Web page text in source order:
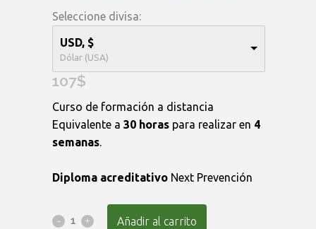
Seleccione divisa:
USD, $
Dólar (USA)
107$
Curso de formación a distancia
Equivalente a 30 horas para realizar en 4
semanas.
Diploma acreditativo Next Prevención
Curso Añadir al carrito